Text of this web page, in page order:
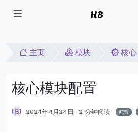
HB
主页 模块 核心
核心模块配置
2024年4月24日 2 分钟阅读 配置